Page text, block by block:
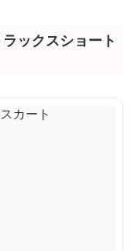
ックスショート